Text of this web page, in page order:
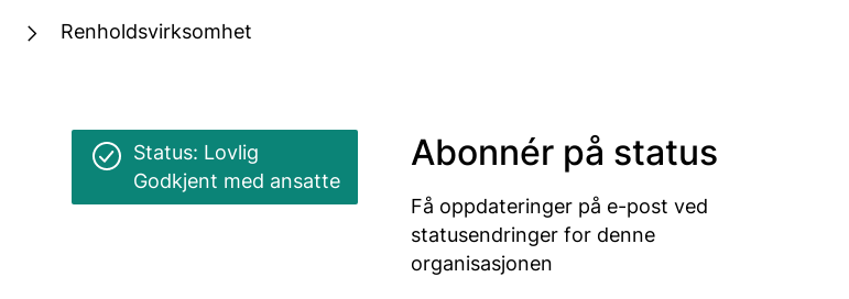
Renholdsvirksomhet
Status: Lovlig
Godkjent med ansatte
Abonnér på status
Få oppdateringer på e-post ved
statusendringer for denne
organisasjonen